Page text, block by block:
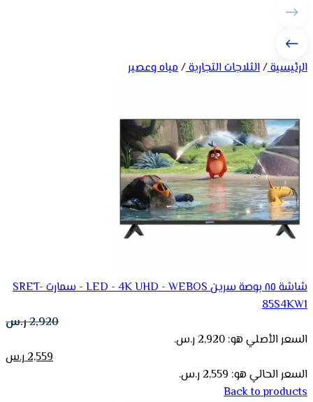
الرئيسية/الثلاجات التجارية/مياه وعصير
شاشة ٨٥ بوصة سرين LED - 4K UHD - WEBOS - سمارت SRET-
85S4KW1
2,920ر.س
السعر الأصلي هو: 2,920 ر.س.
2,559ر.س
السعر الحالي هو: 2,559 ر.س.
Back to products